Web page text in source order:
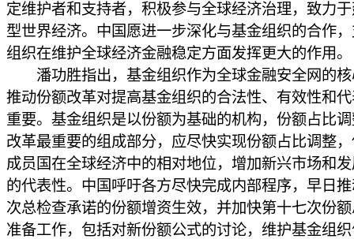
定维护者和支持者，积极参与全球经济治理，致力
型世界经济。中国愿进一步深化与基金组织的合作
组织在维护全球经济金融稳定方面发挥更大的作用。
潘功胜指出，基金组织作为全球金融安全网的核
推动份额改革对提高基金组织的合法性、有效性和
重要。基金组织是以份额为基础的机构，份额占比
改革最重要的组成部分，应尽快实现份额占比调整
成员国在全球经济中的相对地位，增加新兴市场和
的代表性。中国呼吁各方尽快完成内部程序，早日
次总检查承诺的份额增资生效，并加快第十七次份
准备工作，包括对新份额公式的讨论，维护基金组